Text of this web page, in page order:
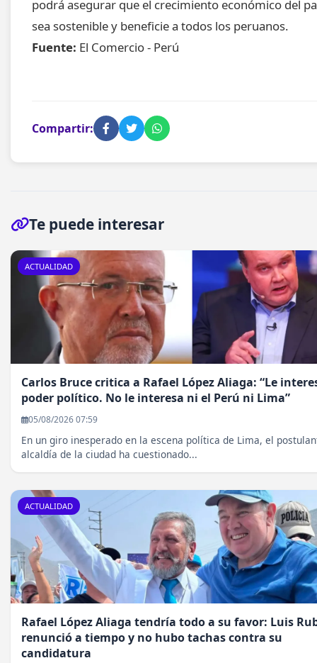
podrá asegurar que el crecimiento económico del
sea sostenible y beneficie a todos los peruanos.
Fuente: El Comercio - Perú
Compartir:
Te puede interesar
ACTUALIDAD
Carlos Bruce critica a Rafael López Aliaga: “Le
poder político. No le interesa ni el Perú ni Lima”
05/08/2026 07:59
En un giro inesperado en la escena política de Lima, el
alcaldía de la ciudad ha cuestionado...
ACTUALIDAD
Rafael López Aliaga tendría todo a su favor: Luis
renunció a tiempo y no hubo tachas contra su
candidatura